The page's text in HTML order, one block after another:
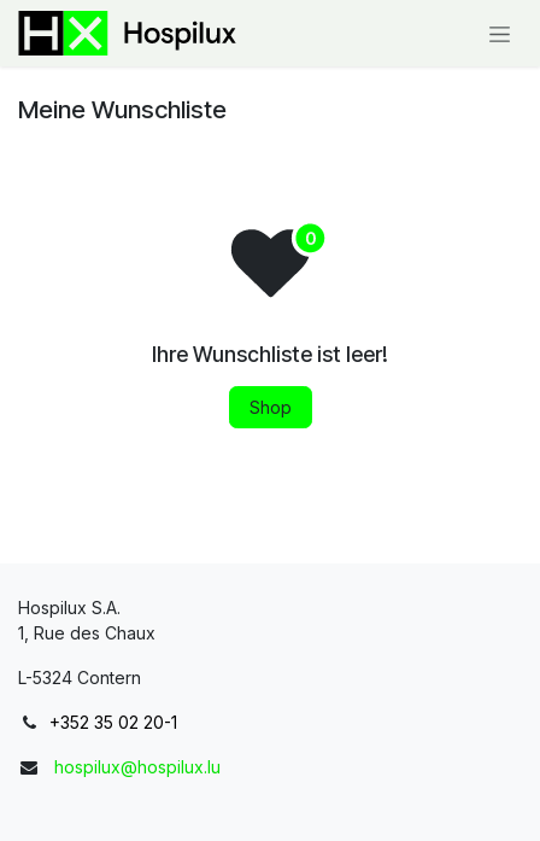
Zum Inhalt springen
Meine Wunschliste
Ihre Wunschliste ist leer!
Shop
Hospilux S.A.
1, Rue des Chaux
L-5324 Contern
+352 35 02 20-1
hospilux@hospilux.lu